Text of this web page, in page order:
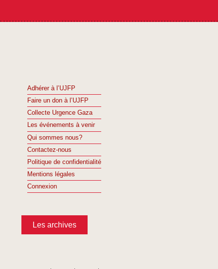
Adhérer à l’UJFP
Faire un don à l’UJFP
Collecte Urgence Gaza
Les événements à venir
Qui sommes nous?
Contactez-nous
Politique de confidentialité
Mentions légales
Connexion
Les archives